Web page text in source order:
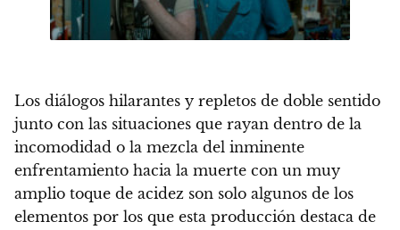
Los diálogos hilarantes y repletos de doble sentido
junto con las situaciones que rayan dentro de la
incomodidad o la mezcla del inminente
enfrentamiento hacia la muerte con un muy
amplio toque de acidez son solo algunos de los
elementos por los que esta producción destaca de